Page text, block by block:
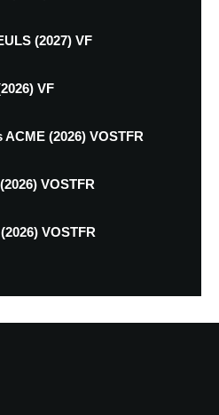
(2027) VF
VF
(2026) VOSTFR
VOSTFR
VOSTFR